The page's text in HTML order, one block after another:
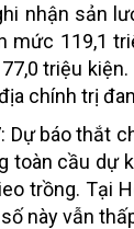
nhận sản
mức 119,1
triệu
chính trị
Dự báo thắt
toàn cầu dự
trồng. Tại
này vẫn